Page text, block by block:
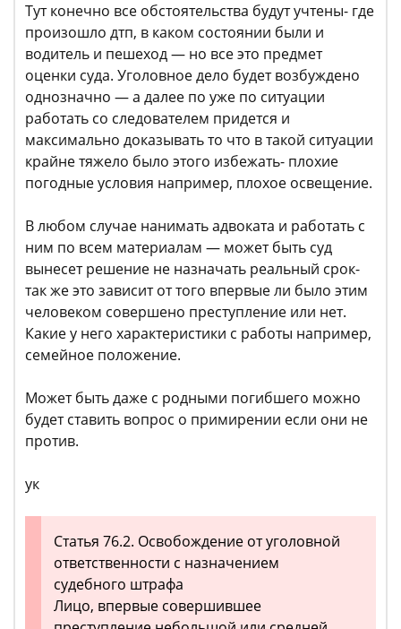
Тут конечно все обстоятельства будут учтены- где
произошло дтп, в каком состоянии были и
водитель и пешеход — но все это предмет
оценки суда. Уголовное дело будет возбуждено
однозначно — а далее по уже по ситуации
работать со следователем придется и
максимально доказывать то что в такой ситуации
крайне тяжело было этого избежать- плохие
погодные условия например, плохое освещение.
В любом случае нанимать адвоката и работать с
ним по всем материалам — может быть суд
вынесет решение не назначать реальный срок-
так же это зависит от того впервые ли было этим
человеком совершено преступление или нет.
Какие у него характеристики с работы например,
семейное положение.
Может быть даже с родными погибшего можно
будет ставить вопрос о примирении если они не
против.
ук
Статья 76.2. Освобождение от уголовной
ответственности с назначением
судебного штрафа
Лицо, впервые совершившее